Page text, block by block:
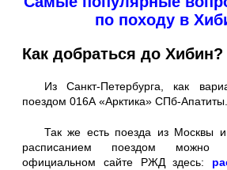
по походу в
Как добраться до Хибин?
Из Санкт-Петербурга, как
поездом 016А «Арктика» СПб-Апатиты.
Так же есть поезда из Москвы
расписанием поездом можно
официальном сайте РЖД здесь: